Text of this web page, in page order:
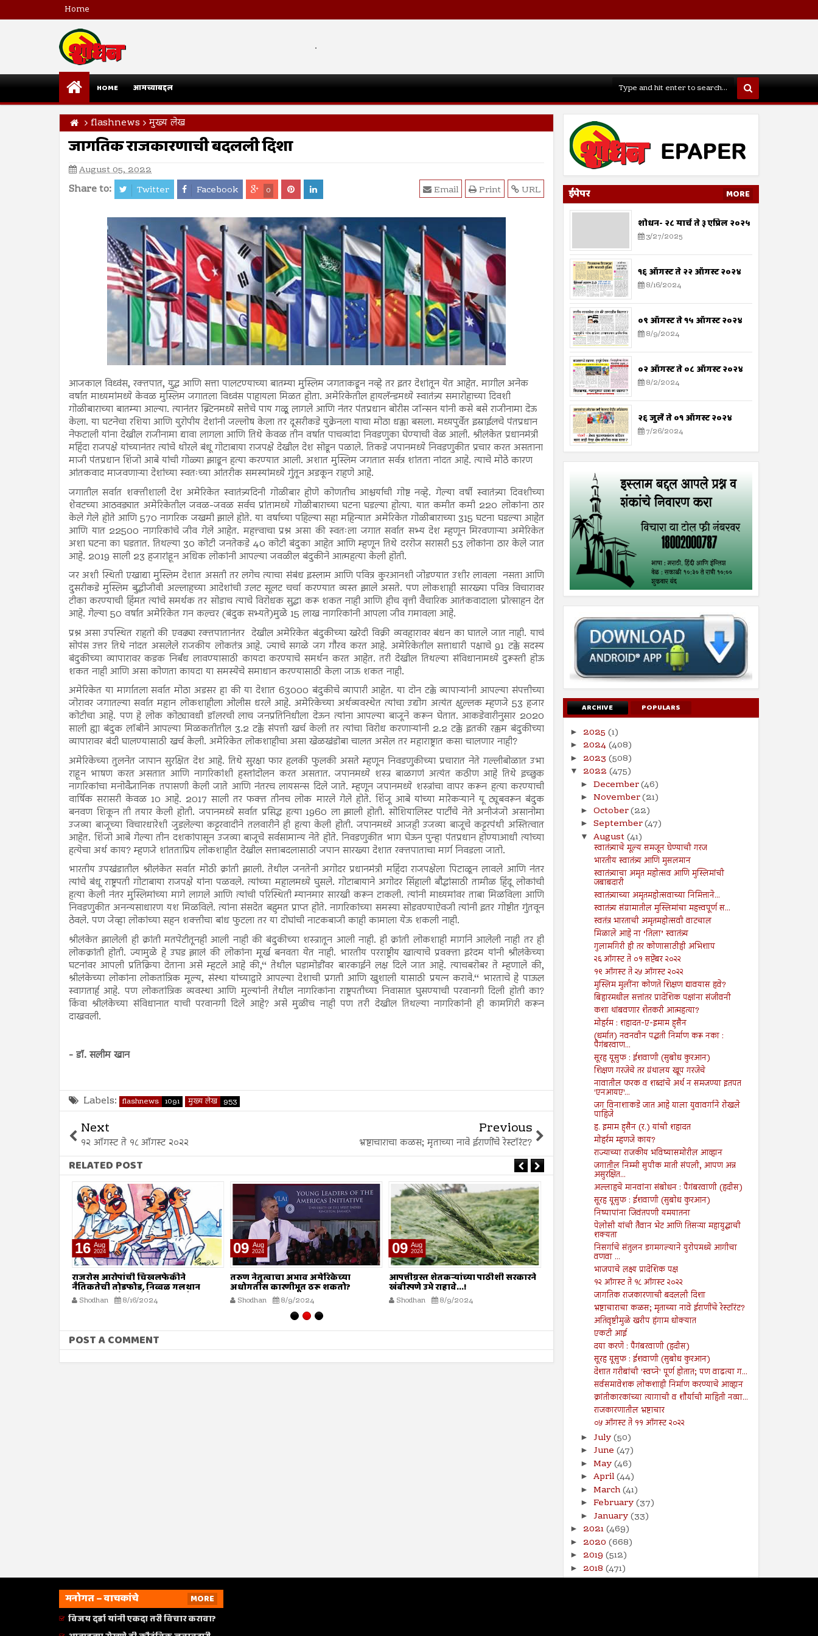
Home
.
HOME आमच्याबद्दल
flashnews मुख्य लेख
जागतिक राजकारणाची बदलली दिशा
August 05, 2022
Share to: Twitter Facebook 0 URL
Print
Email
आजकाल विध्वंस, रक्तपात, युद्ध आणि सत्ता पालटण्याच्या बातम्या मुस्लिम जगताकडून नव्हे तर इतर देशांतून येत आहेत. मागील अनेक
वर्षात माध्यमांमध्ये केवळ मुस्लिम जगातला विध्वंस पाहायला मिळत होता. अमेरिकेतील हायलॅन्डमध्ये स्वातंत्र्य समारोहाच्या दिवशी
गोळीबाराच्या बातम्या आल्या. त्यानंतर ब्रिटनमध्ये सत्तेचे पाय गळूू लागले आणि नंतर पंतप्रधान बोरीस जॉन्सन यांनी कसे बसे राजीनामा देऊ
केला. या घटनेचा रशिया आणि युरोपीय देशांनी जल्लोष केला तर दूसरीकडे युक्रेनला याचा मोठा धक्का बसला. मध्यपुर्वेत इस्राईलचे पंतप्रधान
नेफटाली यांना देखील राजीनामा द्यावा लागला आणि तिथे केवळ तीन वर्षात पाचव्यांदा निवडणुका घेण्याची वेळ आली. श्रीलंकेत प्रधानमंत्री
महिंदा राजपक्षे यांच्यानंतर त्यांचे थोरले बंधू गोटाबाया राजपक्षे देखील देश सोडून पळाले. तिकडे जपानमध्ये निवडणुकीत प्रचार करत असताना
माजी पंतप्रधान शिंजो आबे यांची गोळ्या झाडून हत्या करण्यात आली. अशात मुस्लिम जगतात सर्वत्र शांतता नांदत आहे. त्याचे मोठे कारण
आंतकवाद माजवणाऱ्या देशांच्या स्वतःच्या आंतरीक समस्यांमध्ये गुंतून अडकून राहणे आहे.
जगातील सर्वात शक्तीशाली देश अमेरिकेत स्वातंत्र्यदिनी गोळीबार होणे कोणतीच आश्चर्याची गोष्ट नव्हे. गेल्या वर्षी स्वातंत्र्या दिवशीच्या
शेवटच्या आठवड्यात अमेरिकेतील जवळ-जवळ सर्वच प्रांतामध्ये गोळीबाराच्या घटना घडल्या होत्या. यात कमीत कमी 220 लोकांना ठार
केले गेले होते आणि 570 नागरिक जखमी झाले होते. या वर्षाच्या पहिल्या सहा महिन्यात अमेरिकेत गोळीबाराच्या 315 घटना घडल्या आहेत
आणि यात 22500 नागरिकांचे जीव गेले आहेत. महत्त्वाचा प्रश्न असा की स्वतःला जगात सर्वात सभ्य देश म्हणून मिरवणाऱ्या अमेरिकेत
अशा घटना का घडतात. तिथल्या 30 कोटी जनतेकडे 40 कोटी बंदुका आहेत आणि म्हणून तिथे दररोज सरासरी 53 लोकांना ठार केले जात
आहे. 2019 साली 23 हजारांहून अधिक लोकांनी आपल्या जवळील बंदुकीने आत्महत्या केली होती.
जर अशी स्थिती एखाद्या मुस्लिम देशात असती तर लगेच त्याचा संबंध इस्लाम आणि पवित्र कुरआनशी जोडण्यात उशीर लावला नसता आणि
दुसरीकडे मुस्लिम बुद्धीजीवी अल्लाहच्या आदेशांची उलट सूलट चर्चा करण्यात व्यस्त झाले असते. पण लोकशाही सारख्या पवित्र विचारावर
टीका करण्याची हिंमत त्यांचे समर्थक तर सोडाच त्याचे विरोधक सुद्धा करू शकत नाही आणि हीच वृत्ती वैचारिक आतंकवादाला प्रोत्साहन देत
आहे. गेल्या 50 वर्षात अमेरिकेत गन कल्चर (बंदुक सभ्यते)मुळे 15 लाख नागरिकांनी आपला जीव गमावला आहे.
प्रश्न असा उपस्थित राहतो की एवढ्या रक्तपातानंतर देखील अमेरिकेत बंदुकीच्या खरेदी विक्री व्यवहारावर बंधन का घातले जात नाही. याचं
सोपंस उत्तर तिथे नांदत असलेले राजकीय लोकतंत्र आहे. ज्याचे सगळे जग गौरव करत आहे. अमेरिकेतील सत्ताधारी पक्षाचे 91 टक्के सदस्य
बंदुकीच्या व्यापारावर कडक निर्बंध लावण्यासाठी कायदा करण्याचे समर्थन करत आहेत. तरी देखील तिथल्या संविधानामध्ये दुरूस्ती होऊ
शकत नाही आणि असा कोणता कायदा या समस्येचे समाधान करण्यासाठी केला जाऊ शकत नाही.
अमेरिकेत या मार्गातला सर्वात मोठा अडसर हा की या देशात 63000 बंदुकीचे व्यापारी आहेत. या दोन टक्के व्यापाऱ्यांनी आपल्या संपत्तीच्या
जोरावर जगातल्या सर्वात महान लोकशाहीला ओलीस धरले आहे. अमेरिकेच्या अर्थव्यवस्थेत त्यांचा उद्योग अत्यंत क्षुल्लक म्हणजे 53 हजार
कोटीचा आहे. पण हे लोक कोट्यावधी डॉलरची लाच जनप्रतिनिधीला देऊन त्यांना आपल्या बाजूने करून घेतात. आकडेवारीनुसार 2020
साली ह्या बंदुक लॉबीने आपल्या मिळकतीतील 3.2 टक्के संपत्ती खर्च केली तर त्यांचा विरोध करणाऱ्यांनी 2.2 टक्के इतकी रक्कम बंदुकीच्या
व्यापारावर बंदी घालण्यासाठी खर्च केली. अमेरिकेत लोकशाहीचा असा खेळखंडोबा चालत असेल तर महाराष्ट्रात कसा चालणार नाही?
अमेरिकेच्या तुलनेत जापान सुरक्षित देश आहे. तिथे सुरक्षा फार हलकी फुलकी असते म्हणून निवडणुकीच्या प्रचारात नेते गल्लीबोळात उभा
राहून भाषण करत असतात आणि नागरिकांशी हस्तांदोलन करत असतात. जपानमध्ये शस्त्र बाळगणं अत्यंत कठीण आहे तिथे इच्छुक
नागरिकांचा मनोवैज्ञानिक तपासणी केली जाते आणि नंतरच लायसन्स दिले जाते. म्हणून जपानमध्ये शस्त्रांचा वापर करून हत्या करण्याची
वार्षिक सरासरी केवळ 10 आहे. 2017 साली तर फक्त तीनच लोक मारले गेले होते. शिंजू आबे यांच्या मारेकऱ्याने यू ट्यूबवरून बंदुक
बनवण शिकून ती तयार केली होती. जपानमध्ये सर्वात प्रसिद्ध हत्या 1960 ला झाली होती. सोशियालिस्ट पार्टीचे नेते अनीजंजो असानोमा
उजव्या बाजूच्या विचारधारेशी जुडलेल्या कट्टरवादीने तलवारीने ही हत्या केली होती. जपानमध्ये आजही उजव्या बाजूचे कट्टरपंथी अस्तित्वात
आहेत. शिंजो आबे गेल्या तीन दशकांपासून उजव्या बाजूचे सर्वसामान्य नेते होते. निवडणुकीत भाग घेऊन पुन्हा पंतप्रधान होण्याआधी त्यांच्या
हत्येचा अर्थ काय? म्हणजे शांतताप्रिय लोकशाहीत देखील सत्ताबदलासाठी जपान सारख्या देशात रक्तपाताचा मार्ग निवडला जातो.
भारतीय उपखंडातील श्रीलंकेत सर्वात मोठी क्रांती झाली. तेथील जनतेनी अगोदर प्रधानमंत्री महिंदा राजपक्षेला पिटाळून लावले आणि नंतर
त्यांचे बंधू राष्ट्रपती गोटाबाया राजपक्षे यांना पळवले. त्यांच्या महालमध्ये घुसले. गोटाबायाने अगोदर सिंहाली बौद्धांसाठी तामीळ हिंदू लोकांची
हत्या केली नंतर मुस्लिमांच्या मागे लागले आणि त्यांची परिस्थिती म्यानमार सारखी करून टाकली. त्यांनी माध्यमांवर ताबा मिळविला आणि
निवडणुकीत अनन्यसाधारण यश मिळविले. त्यांना संसदेत बहुमत प्राप्त होते. नागरिकांच्या समस्या सोडवण्याऐवजी त्यांनी इतर गोष्टीत गुंतवून
ठेवले. पण जेव्हा लोकांच्या सहन शक्तीचा बांध फुटला तर या दोघांची नाटकबाजी काही कामाला येऊ शकली नाही.
श्रीलंकेत झालेली ही क्रांती मतपेटीतूनही आली नाही की बंदुकीच्या शस्त्रातून आली नाही. ही क्रांती लोकशाही मार्गाने आलेली नाही तर ही
लोकक्रांती होती. ज्यामुळे हे उघड झालं की लोकांना मूर्ख बनवता येत नाही. भारतीय परराष्ट्रीय खात्याचे प्रवक्ता इरंदम यांनी श्रीलंकेच्या
घटनांवर आपली प्रतिक्रिया देताना असे म्हटले आहे की,‘‘ तेथील घडामोडींवर बारकाईने लक्ष दिले जात आहे. त्याचबरोबर ते म्हणाले की,
श्रीलंकेच्या लोकांना लोकतांत्रिक मूल्य, संस्था यांच्याद्वारे आपल्या देशाची प्रगती आणि खुशाली यासाठी प्रयत्न करावे.‘‘ भारताचे हे पाऊल
स्वागतार्ह आहे. पण लोकतांत्रिक व्यवस्था आणि मुल्यांनी तेथील नागरिकांना राष्ट्रपतीच्या निवासात घुसण्याची परवानगी दिली होती का?
किंवा श्रीलंकेच्या संविधानात याची परवानगी दिले आहे? असे मुळीच नाही पण तरी देखील तिथल्या नागरिकांनी ही कामगिरी करून
दाखवली.
- डॉ. सलीम खान
Labels: flashnews 1091 मुख्य लेख 953
Next
१२ ऑगस्ट ते १८ ऑगस्ट २०२२
Previous
भ्रष्टाचाराचा कळस; मृताच्या नावे ईराणींचे रेस्टॉरंट?
RELATED POST
16 Aug
2024
राजरोस आरोपांची चिखलफेकीने
नैतिकतेची तोडफोड, निव्वळ गलथान
राजकारणामुळे जनसेवेचा बट्ट्याबोळ...!
Shodhan 8/16/2024
09 Aug
2024
तरुण नेतृत्वाचा अभाव अमेरिकेच्या
अधोगतीस कारणीभूत ठरू शकतो?
Shodhan 8/9/2024
09 Aug
2024
आपत्तीग्रस्त शेतकऱ्यांच्या पाठीशी सरकारने
खंबीरपणे उभे राहावे...!
Shodhan 8/9/2024
सामान्यांच्या अपेक्षांवर पाणी फेरणारा केंद्रीय
7/26/2024
26 Jul
2024
Shodhan
POST A COMMENT
ईपेपर MORE
शोधन- २८ मार्च ते ३ एप्रिल २०२५
3/27/2025
१६ ऑगस्ट ते २२ ऑगस्ट २०२४
8/16/2024
०९ ऑगस्ट ते १५ ऑगस्ट २०२४
8/9/2024
०२ ऑगस्ट ते ०८ ऑगस्ट २०२४
8/2/2024
२६ जुलै ते ०१ ऑगस्ट २०२४
7/26/2024
ARCHIVE POPULARS
► 2025 (1)
► 2024(408)
► 2023 (508)
▼ 2022 (475)
► December(46)
► November(21)
► October(22)
► September(47)
▼ August(41)
स्वातंत्र्याचे मूल्य समजून घेण्याची गरज
भारतीय स्वातंत्र्य आणि मुसलमान
स्वातंत्र्याचा अमृत महोत्सव आणि मुस्लिमांची
जबाबदारी
स्वातंत्र्याच्या अमृतमहोत्सवाच्या निमित्ताने...
स्वातंत्र्य संग्रामातील मुस्लिमांचा महत्त्वपूर्ण स...
स्वतंत्र भारताची अमृतमहोत्सवी वाटचाल
मिळाले आहे ना ‘तिला’ स्वातंत्र्य
गुलामगिरी ही तर कोणासाठीही अभिशाप
२६ ऑगस्ट ते ०१ सप्टेंबर २०२२
१९ ऑगस्ट ते २५ ऑगस्ट २०२२
मुस्लिम मुलींना कोणते शिक्षण द्यावयास हवे?
बिहारमधील सत्तांतर प्रादेशिक पक्षांना संजीवनी
कशा थांबवणार शेतकरी आत्महत्या?
मोहर्रम : शहादत-ए-इमाम हुसैन
(धर्मात) नवनवीन पद्धती निर्माण करू नका :
पैगंबरवाण...
सूरह यूसुफ : ईशवाणी (सुबोध कुरआन)
शिक्षण गरजेचे तर ग्रंथालय खूप गरजेचे
नावातील फरक व शब्दांचे अर्थ न समजण्या इतपत
'एनआयए'...
जग विनाशाकडे जात आहे याला युवावर्गाने रोखले
पाहिजे
ह. इमाम हुसैन (र.) यांची शहादत
मोहर्रम म्हणजे काय?
राज्याच्या राजकीय भविष्यासमोरील आव्हान
जगातील निम्मी सुपीक माती संपली, आपण अन्न
असुरक्षित...
अल्लाहचे मानवांना संबोधन : पैगंबरवाणी (हदीस)
सूरह यूसुफ : ईशवाणी (सुबोध कुरआन)
निष्पापांना जिवंतपणी यमयातना
पेलोसी यांची तैवान भेट आणि तिसऱ्या महायुद्धाची
शक्यता
निसर्गाचे संतुलन डगमगल्याने युरोपमध्ये आगीचा
वणवा ...
भाजपाचे लक्ष्य प्रादेशिक पक्ष
१२ ऑगस्ट ते १८ ऑगस्ट २०२२
जागतिक राजकारणाची बदलली दिशा
भ्रष्टाचाराचा कळस; मृताच्या नावे ईराणींचे रेस्टॉरंट?
अतिवृष्टीमुळे खरीप हंगाम धोक्यात
एकटी आई
दया करणे : पैगंबरवाणी (हदीस)
सूरह यूसुफ : ईशवाणी (सुबोध कुरआन)
देशात गरीबांची 'स्वप्ने' पूर्ण होतात; पण वाढत्या ग...
सर्वसमावेशक लोकशाही निर्माण करण्याचे आव्हान
क्रांतीकारकांच्या त्यागाची व शौर्याची माहिती नव्या...
राजकारणातील भ्रष्टाचार
०५ ऑगस्ट ते ११ ऑगस्ट २०२२
► July(50)
► June (47)
► May(46)
► April(44)
► March(41)
► February(37)
► January(33)
► 2021(469)
► 2020 (668)
► 2019 (512)
► 2018 (471)
►2017(141)
मनोगत – वाचकांचे
MORE
विजय दर्डा यांनी एकदा तरी विचार करावा?